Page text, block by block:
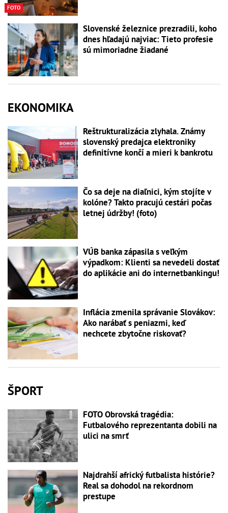
FOTO
Slovenské železnice prezradili, koho
dnes hľadajú najviac: Tieto profesie
sú mimoriadne žiadané
EKONOMIKA
Reštrukturalizácia zlyhala. Známy
slovenský predajca elektroniky
definitívne končí a mieri k bankrotu
Čo sa deje na diaľnici, kým stojíte v
kolóne? Takto pracujú cestári počas
letnej údržby! (foto)
VÚB banka zápasila s veľkým
výpadkom: Klienti sa nevedeli dostať
do aplikácie ani do internetbankingu!
Inflácia zmenila správanie Slovákov:
Ako narábať s peniazmi, keď
nechcete zbytočne riskovať?
ŠPORT
FOTO Obrovská tragédia:
Futbalového reprezentanta dobili na
ulici na smrť
Najdrahší africký futbalista histórie?
Real sa dohodol na rekordnom
prestupe